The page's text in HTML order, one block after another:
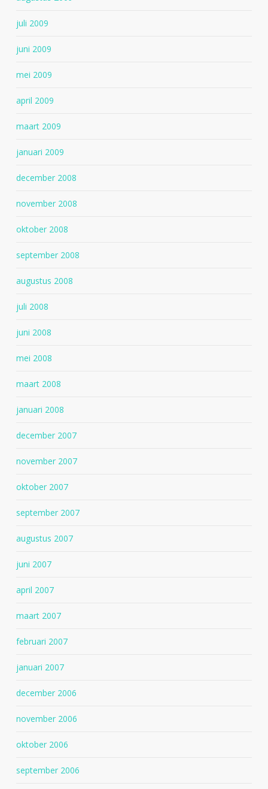
juli 2009
juni 2009
mei 2009
april 2009
maart 2009
januari 2009
december 2008
november 2008
oktober 2008
september 2008
augustus 2008
juli 2008
juni 2008
mei 2008
maart 2008
januari 2008
december 2007
november 2007
oktober 2007
september 2007
augustus 2007
juni 2007
april 2007
maart 2007
februari 2007
januari 2007
december 2006
november 2006
oktober 2006
september 2006